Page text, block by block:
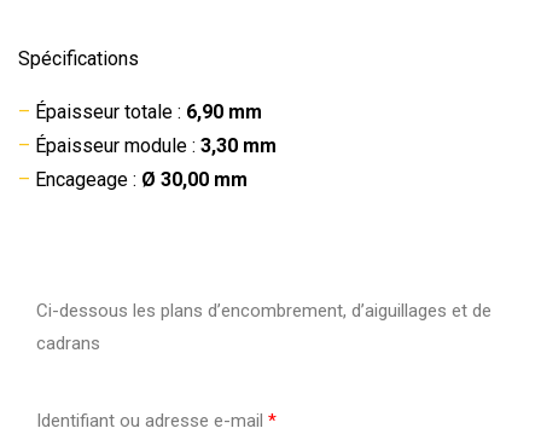
Spécifications
– Épaisseur totale : 6,90 mm
– Épaisseur module : 3,30 mm
– Encageage : Ø 30,00 mm
Ci-dessous les plans d’encombrement, d’aiguillages et de
cadrans
Identifiant ou adresse e-mail *